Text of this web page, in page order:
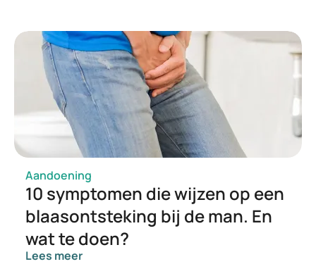
Aandoening
10 symptomen die wijzen op een
blaasontsteking bij de man. En
wat te doen?
Lees meer